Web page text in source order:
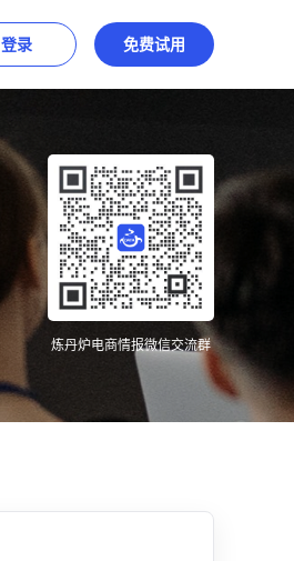
登录 免费试用
炼丹炉电商情报微信交流群